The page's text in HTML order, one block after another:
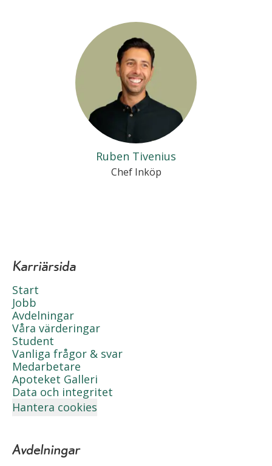
Ruben Tivenius
Chef Inköp
Karriärsida
Start
Jobb
Avdelningar
Våra värderingar
Student
Vanliga frågor & svar
Medarbetare
Apoteket Galleri
Data och integritet
Hantera cookies
Avdelningar